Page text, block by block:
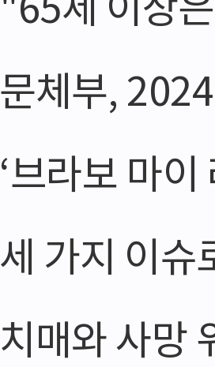
문체부,
‘브라보 마이
세 가지 이슈
치매와 사망